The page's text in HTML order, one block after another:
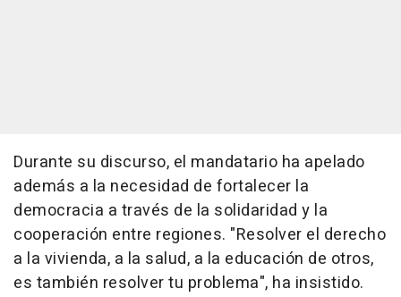
Durante su discurso, el mandatario ha apelado
además a la necesidad de fortalecer la
democracia a través de la solidaridad y la
cooperación entre regiones. "Resolver el derecho
a la vivienda, a la salud, a la educación de otros,
es también resolver tu problema", ha insistido.